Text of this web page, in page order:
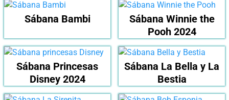
Sábana Bambi
Sábana Winnie the
Pooh 2024
Sábana Princesas
Disney 2024
Sábana La Bella y La
Bestia